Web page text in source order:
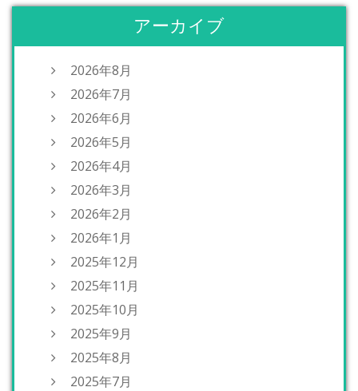
アーカイブ
2026年8月
2026年7月
2026年6月
2026年5月
2026年4月
2026年3月
2026年2月
2026年1月
2025年12月
2025年11月
2025年10月
2025年9月
2025年8月
2025年7月